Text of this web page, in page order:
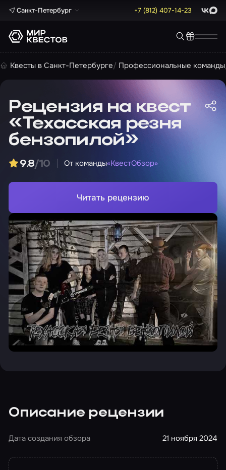
Санкт-Петербург +7 (812) 407-14-23 Max
Квесты в Санкт-Петербурге Профессиональные команды
Рецензия на квест
«Техасская резня
бензопилой»
9.8/10 От команды«КвестОбзор»
Читать рецензию
Описание рецензии
Дата создания обзора 21 ноября 2024